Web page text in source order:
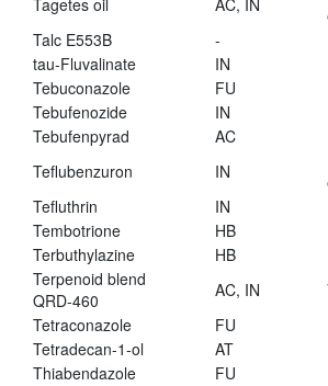
Tagetes oil AC, IN
Talc E553B
-
tau-Fluvalinate
IN
Tebuconazole
FU
Tebufenozide
IN
Tebufenpyrad
AC
Teflubenzuron
IN
Tefluthrin
IN
Tembotrione
HB
Terbuthylazine
HB
Terpenoid blend
QRD-460
AC, IN
Tetraconazole
FU
Tetradecan-1-ol
AT
Thiabendazole
FU